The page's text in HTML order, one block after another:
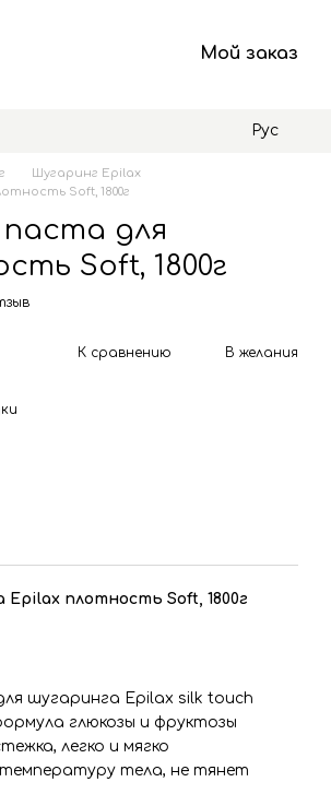
Мой заказ
Рус
Шугаринг Epilax
Soft, 1800г
для
Soft, 1800г
К сравнению В желания
Epilax плотность Soft, 1800г
шугаринга Epilax silk touch
глюкозы и фруктозы
легко и мягко
тела, не тянет